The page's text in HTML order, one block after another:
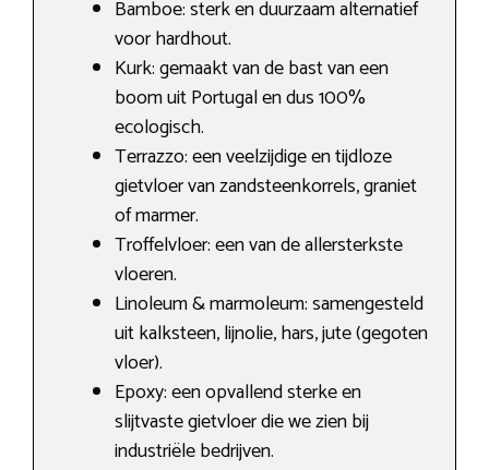
Bamboe: sterk en duurzaam alternatief
voor hardhout.
Kurk: gemaakt van de bast van een
boom uit Portugal en dus 100%
ecologisch.
Terrazzo: een veelzijdige en tijdloze
gietvloer van zandsteenkorrels, graniet
of marmer.
Troffelvloer: een van de allersterkste
vloeren.
Linoleum & marmoleum: samengesteld
uit kalksteen, lijnolie, hars, jute (gegoten
vloer).
Epoxy: een opvallend sterke en
slijtvaste gietvloer die we zien bij
industriële bedrijven.